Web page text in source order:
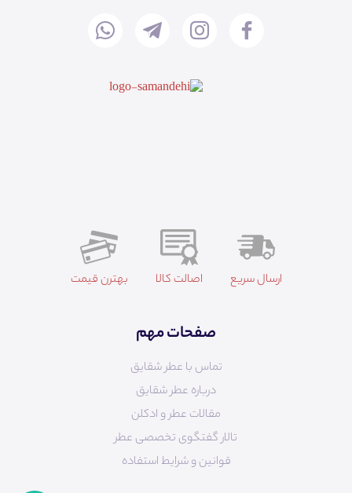
ارسال سریع اصالت کالا بهترن قیمت
صفحات مهم
تماس با عطر شقایق
درباره عطر شقایق
مقالات عطر و ادکلن
تالار گفتگوی تخصصی عطر
قوانین و شرایط استفاده